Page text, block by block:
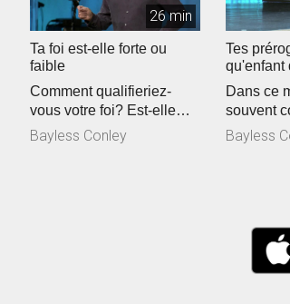
26 min
Ta foi est-elle forte ou
faible
Comment qualifieriez-
vous votre foi? Est-elle
forte ou faible en ce
moment? Vous...
Bayless Conley
Tes
qu'enfant
Dans ce
souvent
Pourtant,
acc...
Bayless